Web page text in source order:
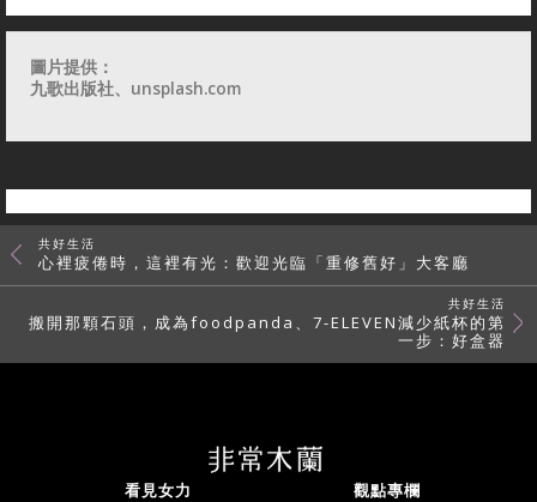
圖片提供：
九歌出版社、unsplash.com
共好生活
心裡疲倦時，這裡有光：歡迎光臨「重修舊好」大客廳
共好生活
搬開那顆石頭，成為foodpanda、7-ELEVEN減少紙杯的第
一步：好盒器
看見女力 觀點專欄